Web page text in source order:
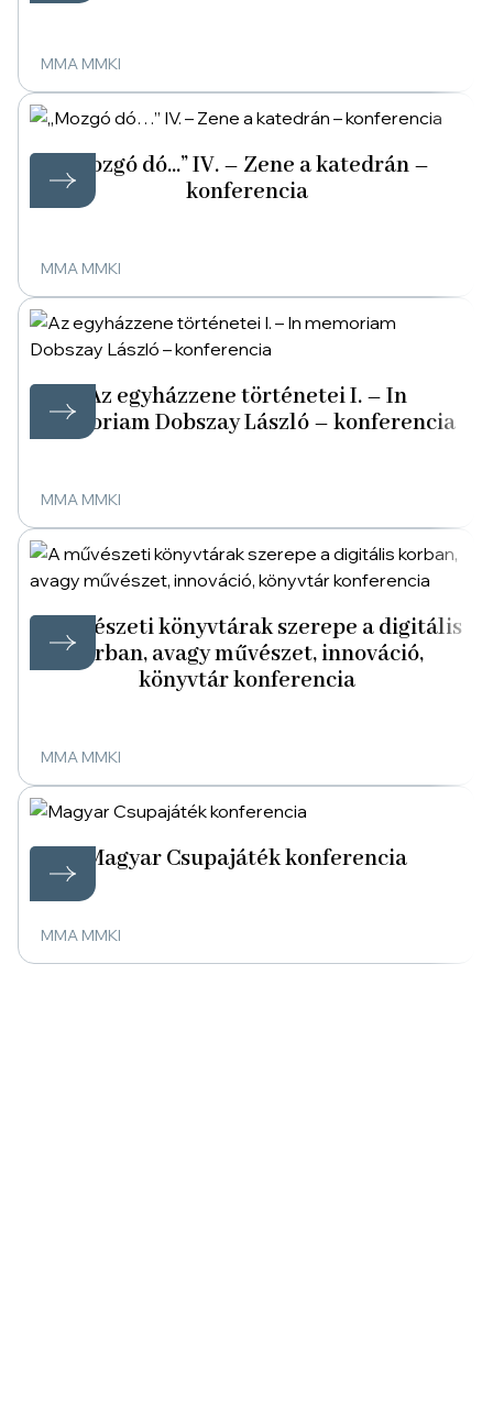
MMA MMKI
„Mozgó dó…” IV. – Zene a katedrán –
konferencia
MMA MMKI
Az egyházzene történetei I. – In
memoriam Dobszay László – konferencia
MMA MMKI
A művészeti könyvtárak szerepe a digitális
korban, avagy művészet, innováció,
könyvtár konferencia
MMA MMKI
Magyar Csupajáték konferencia
MMA MMKI